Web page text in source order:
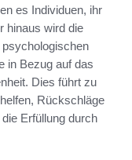
es Individuen, ihr
hinaus wird die
in Bezug auf das
Dies führt zu
Rückschläge
Erfüllung durch